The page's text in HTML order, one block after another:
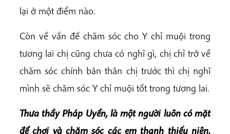
lại ở một điểm nào.
Còn về vấn đề chăm sóc cho Y chỉ muội trong
tương lai chị cũng chưa có nghĩ gì, chị chỉ trở về
chăm sóc chính bản thân chị trước thì chị nghĩ
mình sẽ chăm sóc Y chỉ muội tốt trong tương lai.
Thưa thầy Pháp Uyển, là một người luôn có mặt
để chơi và chăm sóc các em thanh thiếu niên,